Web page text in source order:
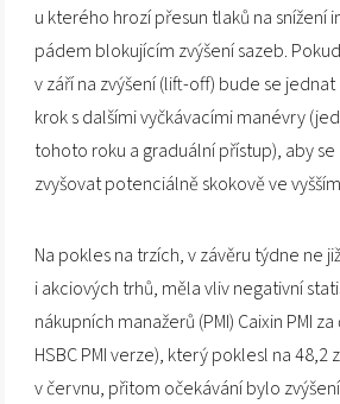
u kterého hrozí přesun tlaků na snížení
pádem blokujícím zvýšení sazeb.
v září na zvýšení (lift-off) bude se
krok s dalšími vyčkávacími manévry
tohoto roku a graduální přístup), aby
zvyšovat potenciálně skokově ve
Na pokles na trzích, v závěru týdne ne
i akciových trhů, měla vliv negativní
nákupních manažerů (PMI) Caixin PMI
HSBC PMI verze), který poklesl na 48,2
v červnu, přitom očekávání bylo